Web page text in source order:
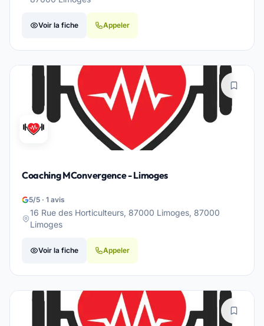
Voir la fiche Appeler
Coaching MConvergence - Limoges
5/5 · 1 avis
16 Rue des Horticulteurs, 87000 Limoges, 87000
Limoges
Voir la fiche Appeler